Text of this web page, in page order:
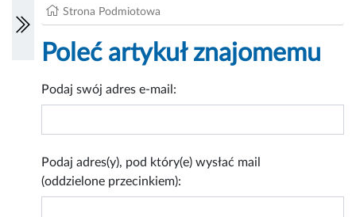
Strona Podmiotowa
Poleć artykuł znajomemu
Podaj swój adres e-mail:
Podaj adres(y), pod który(e) wysłać mail
(oddzielone przecinkiem):